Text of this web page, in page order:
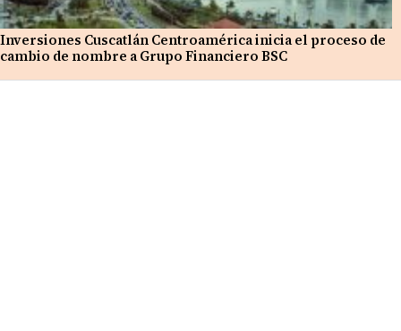
Inversiones Cuscatlán Centroamérica inicia el proceso de
cambio de nombre a Grupo Financiero BSC